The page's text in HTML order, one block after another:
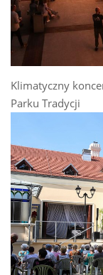
Klimatyczny
Parku Tradycji